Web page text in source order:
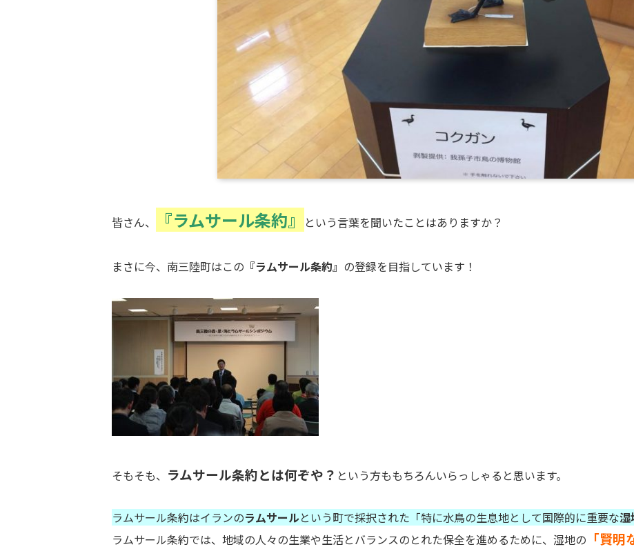
皆さん、 『ラムサール条約』 という言葉を聞いたことはありますか？
まさに今、南三陸町はこの 『ラムサール条約』 の登録を目指しています！
そもそも、 ラムサール条約とは何ぞや？ という方ももちろんいらっしゃると思います。
ラムサール条約はイランのラムサールという町で採択された「特に水鳥の生息地として国際的に重要な湿
ラムサール条約では、地域の人々の生業や生活とバランスのとれた保全を進めるために、湿地の 「賢